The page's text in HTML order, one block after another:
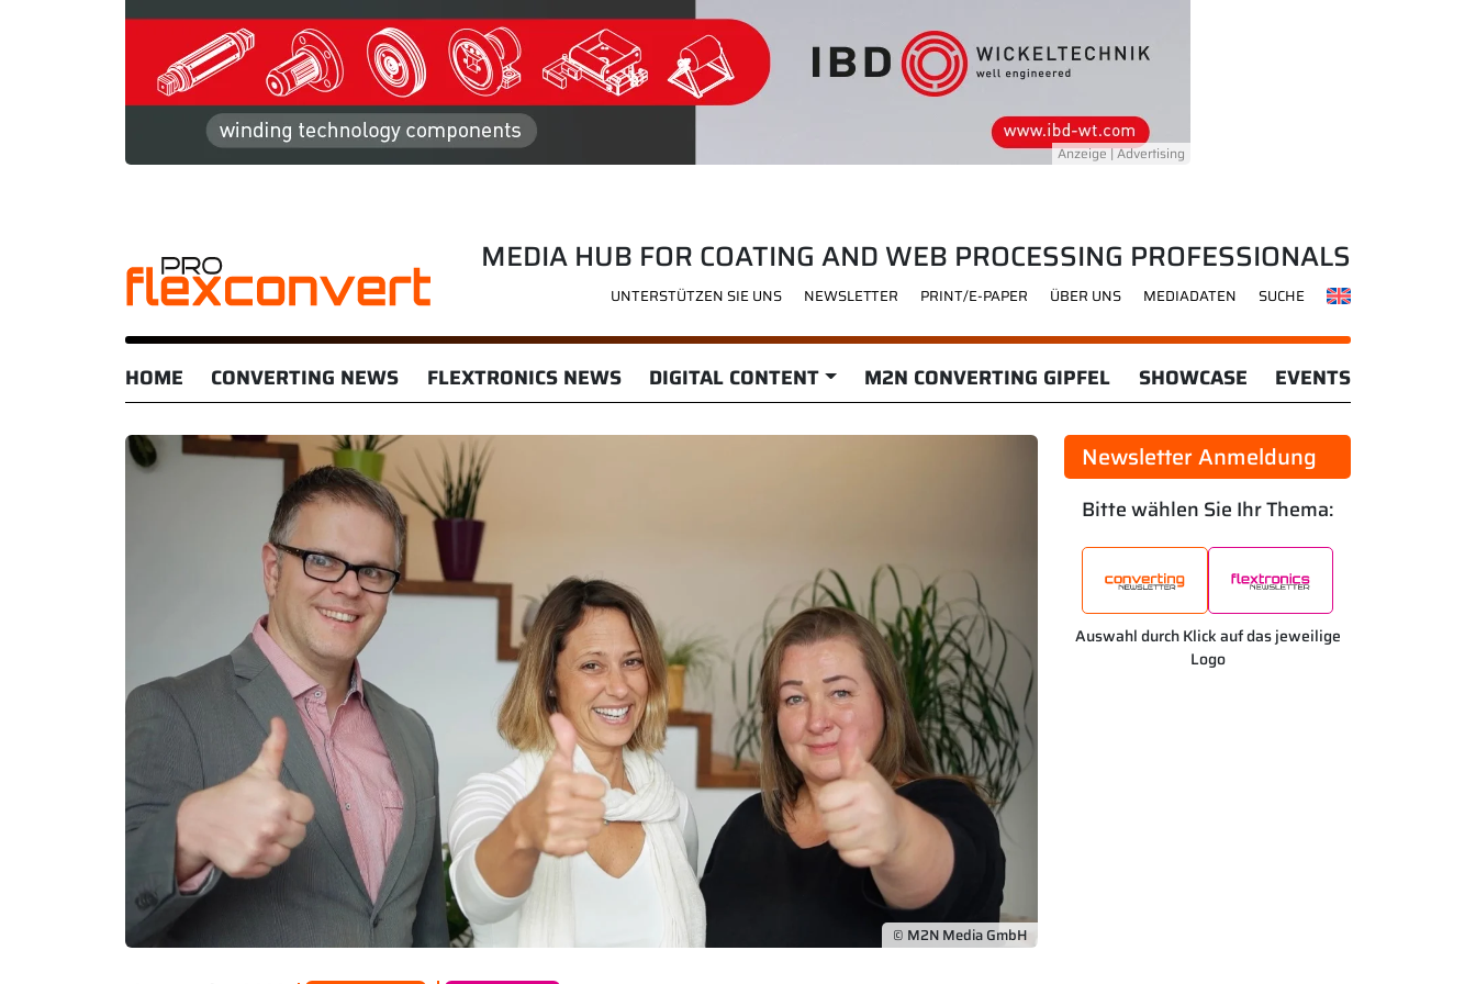
MEDIA HUB FOR COATING AND WEB PROCESSING PROFESSIONALS
UNTERSTÜTZEN SIE UNS NEWSLETTER PRINT/E-PAPER ÜBER UNS MEDIADATEN SUCHE
HOME CONVERTING NEWS FLEXTRONICS NEWS DIGITAL CONTENT M2N CONVERTING GIPFEL SHOWCASE EVENTS
© M2N Media GmbH
Newsletter Anmeldung
Bitte wählen Sie Ihr Thema:
Auswahl durch Klick auf das jeweilige
Logo